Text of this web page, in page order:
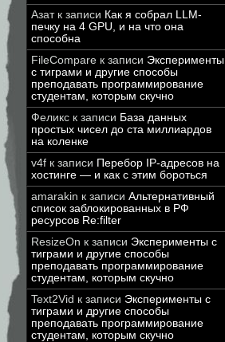
Азатк записи Как я собрал LLM-
печку на 4 GPU, и на что она
способна
FileCompare к записи Эксперименты
с тиграми и другие способы
преподавать программирование
студентам, которым скучно
Феликс к записи База данных
простых чисел до ста миллиардов
на коленке
v4f к записи Перебор IP-адресов на
хостинге — и как с этим бороться
amarakin к записи Альтернативный
список заблокированных в РФ
ресурсов Re:filter
ResizeOn к записи Эксперименты с
тиграми и другие способы
преподавать программирование
студентам, которым скучно
Text2Vid к записи Эксперименты с
тиграми и другие способы
преподавать программирование
студентам, которым скучно